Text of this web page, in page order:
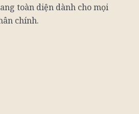
toàn diện dành cho mọi
chính.